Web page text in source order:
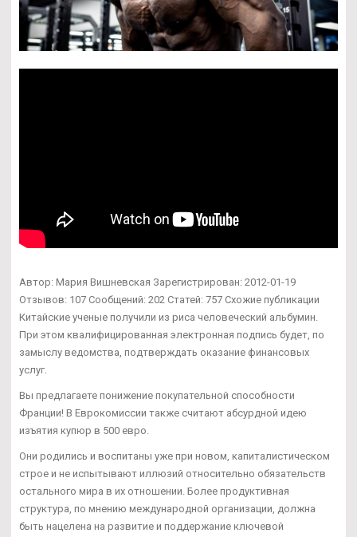
Автор: Мария Вишневская Зарегистрирован: 2012-01-19
Отзывов: 107 Сообщений: 202 Статей: 757 Схожие публикации
Китайские ученые получили из риса человеческий альбумин.
При этом квалифицированная электронная подпись будет, по
замыслу ведомства, подтверждать оказание финансовых
услуг.
Вы предлагаете понижение покупательной способности
Франции! В Еврокомиссии также считают абсурдной идею
изъятия купюр в 500 евро.
Они родились и воспитаны уже при новом, капиталистическом
строе и не испытывают иллюзий относительно обязательств
остального мира в их отношении. Более продуктивная
структура, по мнению международной организации, должна
быть нацелена на развитие и поддержание ключевой